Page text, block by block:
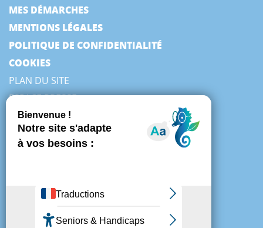
MES DÉMARCHES
MENTIONS LÉGALES
POLITIQUE DE CONFIDENTIALITÉ
COOKIES
PLAN DU SITE
ESPACE PRESSE